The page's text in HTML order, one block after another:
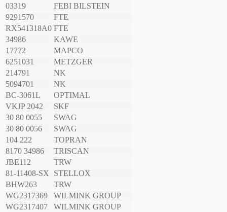
03319
FEBI BILSTEIN
9291570
FTE
RX541318A0 FTE
34986
KAWE
17772
MAPCO
6251031
METZGER
214791
NK
5094701
NK
BC-3061L
OPTIMAL
VKJP 2042
SKF
30 80 0055
SWAG
30 80 0056
SWAG
104 222
TOPRAN
8170 34986
TRISCAN
JBE112
TRW
81-11408-SX
STELLOX
BHW263
TRW
WG2317369
WILMINK GROUP
WG2317407
WILMINK GROUP